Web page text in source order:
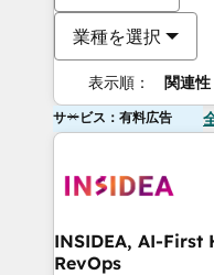
業種を選択
表示順： 関連性
サービス：有料広告
INSIDEA, AI-First
RevOps